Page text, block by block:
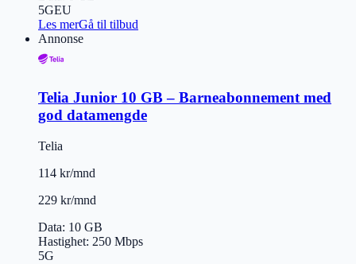
5GEU
Les merGå til tilbud
Annonse
Telia Junior 10 GB – Barneabonnement med
god datamengde
Telia
114 kr/mnd
229 kr/mnd
Data: 10 GB
Hastighet: 250 Mbps
5G